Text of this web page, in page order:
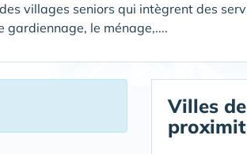
villages seniors qui intègrent des
gardiennage, le ménage,....
Villes